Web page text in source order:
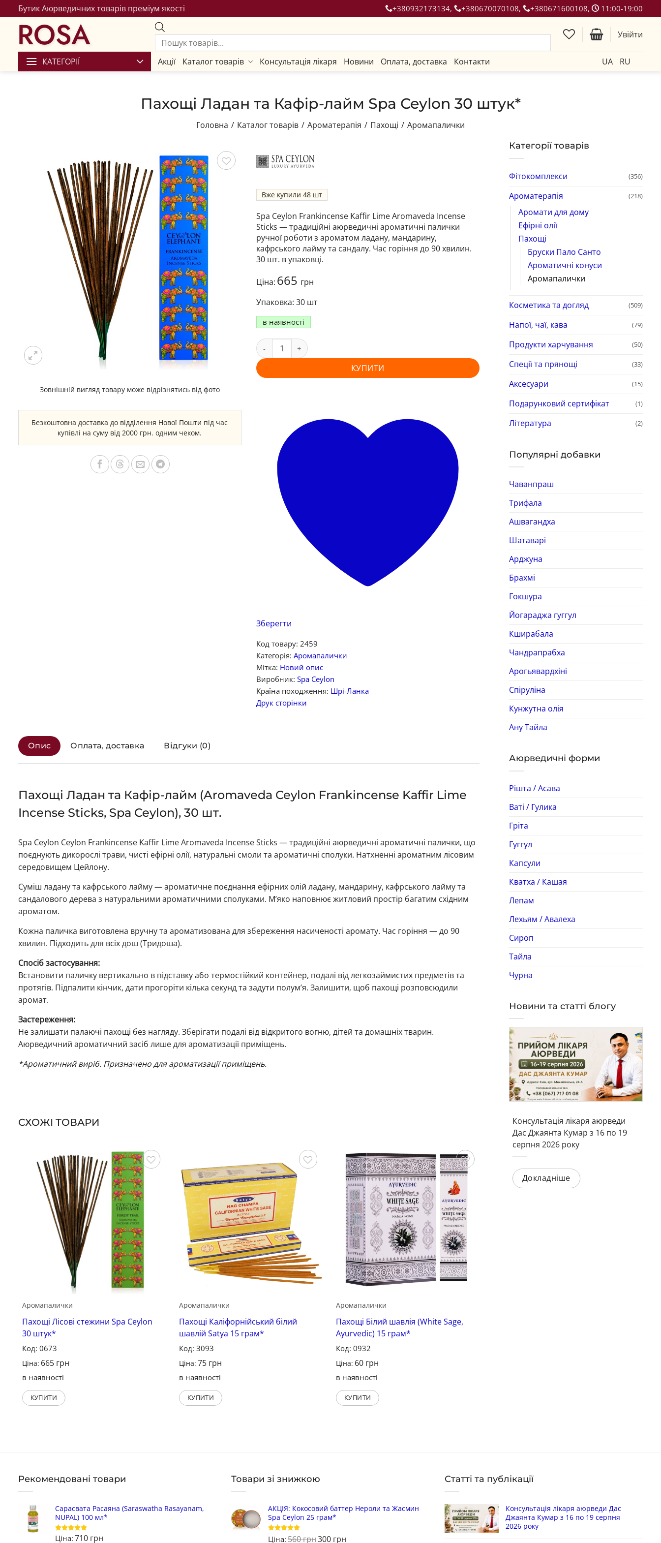
Бутик Аюрведичних товарів преміум якості +380932173134, +380670070108, +380671600108, 11:00-19:00
ROSA Увійти
КАТЕГОРІЇ Акції Каталог товарів Консультація лікаря Новини Оплата, доставка Контакти UA RU
Пахощі Ладан та Кафір-лайм Spa Ceylon 30 штук*
Головна / Каталог товарів / Ароматерапія / Пахощі / Аромапалички
Категорії товарів
Фітокомплекси (356)
Ароматерапія (218)
Аромати для дому
Ефірні олії
Пахощі
Бруски Пало Санто
Ароматичні конуси
Аромапалички
Косметика та догляд (509)
Напої, чаї, кава (79)
Продукти харчування (50)
Спеції та прянощі (33)
Аксесуари (15)
Подарунковий сертифікат (1)
Література (2)
Популярні добавки
Чаванпраш
Трифала
Ашвагандха
Шатаварі
Арджуна
Брахмі
Гокшура
Йогараджа гуггул
Кширабала
Чандрапрабха
Арогьявардхіні
Спіруліна
Кунжутна олія
Ану Тайла
Аюрведичні форми
Рішта / Асава
Ваті / Гулика
Гріта
Гуггул
Капсули
Кватха / Кашая
Лепам
Лехьям / Авалеха
Сироп
Тайла
Чурна
Новини та статті блогу
Консультація лікаря аюрведи
Дас Джаянта Кумар з 16 по 19
серпня 2026 року
Докладніше
Зберегти
Зовнішній вигляд товару може відрізнятись від фото
Безкоштовна доставка до відділення Нової Пошти під час
купівлі на суму від 2000 грн. одним чеком.
Вже купили 48
Spa Ceylon Frankincense Kaffir Lime Aromaveda Incense
Sticks — традиційні аюрведичні ароматичні палички
ручної роботи з ароматом ладану, мандарину,
кафрського лайму та сандалу. Час горіння до 90 хвилин.
30 шт. в упаковці.
Ціна: 665 грн
30 шт
в наявності
КУПИТИ
Зберегти
Код товару: 2459
Категорія: Аромапалички
Мітка: Новий опис
Виробник: Spa Ceylon
Країна походження: Шрі-Ланка
Друк сторінки
Опис Оплата, доставка Відгуки (0)
Пахощі Ладан та Кафір-лайм (Aromaveda Ceylon Frankincense Kaffir Lime
Incense Sticks, Spa Ceylon), 30 шт.
Spa Ceylon Ceylon Frankincense Kaffir Lime Aromaveda Incense Sticks — традиційні аюрведичні ароматичні палички, що
поєднують дикорослі трави, чисті ефірні олії, натуральні смоли та ароматичні сполуки. Натхненні ароматним лісовим
середовищем Цейлону.
Суміш ладану та кафрського лайму — ароматичне поєднання ефірних олій ладану, мандарину, кафрського лайму та
сандалового дерева з натуральними ароматичними сполуками. М’яко наповнює житловий простір багатим східним
ароматом.
Кожна паличка виготовлена вручну та ароматизована для збереження насиченості аромату. Час горіння — до 90
хвилин. Підходить для всіх дош (Тридоша).
Спосіб застосування:
Встановити паличку вертикально в підставку або термостійкий контейнер, подалі від легкозаймистих предметів та
протягів. Підпалити кінчик, дати прогоріти кілька секунд та задути полум’я. Залишити, щоб пахощі розповсюдили
аромат.
Застереження:
Не залишати палаючі пахощі без нагляду. Зберігати подалі від відкритого вогню, дітей та домашніх тварин.
Аюрведичний ароматичний засіб лише для ароматизації приміщень.
*Ароматичний виріб. Призначено для ароматизації приміщень.
СХОЖІ ТОВАРИ
Зберегти
Аромапалички
Пахощі Лісові стежини Spa Ceylon
30 штук*
Код: 0673
Ціна: 665 грн
в наявності
КУПИТИ
Зберегти
Аромапалички
Пахощі Каліфорнійський білий
шавлій Satya 15 грам*
Код: 3093
Ціна: 75 грн
в наявності
КУПИТИ
Зберегти
Аромапалички
Пахощі Білий шавлія (White Sage,
Ayurvedic) 15 грам*
Код: 0932
Ціна: 60 грн
в наявності
КУПИТИ
Рекомендовані товари
Сарасвата Расаяна (Saraswatha Rasayanam,
NUPAL) 100 мл*
Оцінено в
Ціна: 710 грн
Товари зі знижкою
АКЦІЯ: Кокосовий баттер Нероли та Жасмин
Spa Ceylon 25 грам*
Оцінено в
Ціна: 560грн300 грн
Статті та публікації
Консультація лікаря аюрведи Дас
Джаянта Кумар з 16 по 19 серпня
2026 року